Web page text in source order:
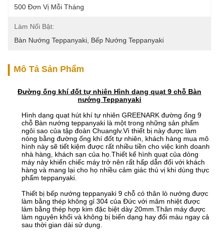
500 Đơn Vị Mỗi Tháng
Làm Nổi Bật:
Bàn Nướng Teppanyaki Bếp Nướng Teppanyaki
Mô Tả Sản Phẩm
Đường ống khí đốt tự nhiên Hình dạng quạt 9 chỗ Bàn
nướng Teppanyaki
Hình dạng quạt hút khí tự nhiên GREENARK đường ống 9
chỗ Bàn nướng teppanyaki là một trong những sản phẩm
ngôi sao của tập đoàn Chuanglv.Vì thiết bị này được làm
nóng bằng đường ống khí đốt tự nhiên, khách hàng mua mô
hình này sẽ tiết kiệm được rất nhiều tiền cho việc kinh doanh
nhà hàng, khách sạn của họ.Thiết kế hình quạt của dòng
máy này khiến chiếc máy trở nên rất hấp dẫn đối với khách
hàng và mang lại cho họ nhiều cảm giác thú vị khi dùng thực
phẩm teppanyaki.
Thiết bị bếp nướng teppanyaki 9 chỗ có thân lò nướng được
làm bằng thép không gỉ 304 của Đức với mâm nhiệt được
làm bằng thép hợp kim đặc biệt dày 20mm.Thân máy được
làm nguyên khối và không bị biến dạng hay đổi màu ngay cả
sau thời gian dài sử dụng.